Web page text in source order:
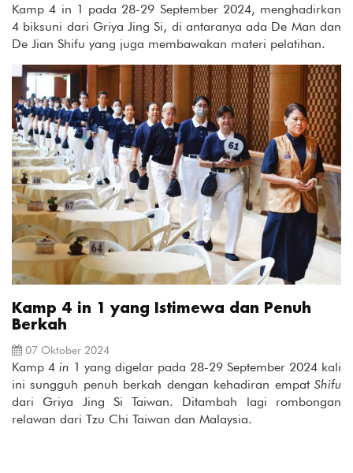
Kamp 4 in 1 pada 28-29 September 2024, menghadirkan
4 biksuni dari Griya Jing Si, di antaranya ada De Man dan
De Jian Shifu yang juga membawakan materi pelatihan.
Kamp 4 in 1 yang Istimewa dan Penuh
Berkah
07 Oktober 2024
Kamp 4 in 1 yang digelar pada 28-29 September 2024 kali
ini sungguh penuh berkah dengan kehadiran empat Shifu
dari Griya Jing Si Taiwan. Ditambah lagi rombongan
relawan dari Tzu Chi Taiwan dan Malaysia.